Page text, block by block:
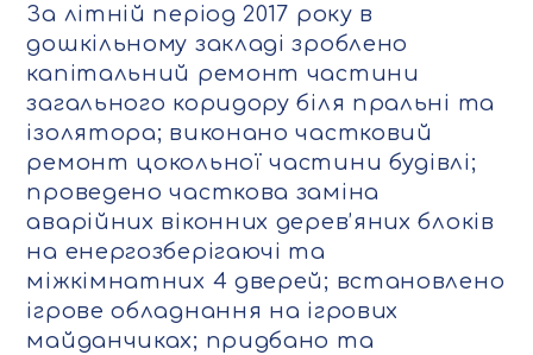
За літній період 2017 року в
дошкільному закладі зроблено
капітальний ремонт частини
загального коридору біля пральні та
ізолятора; виконано частковий
ремонт цокольної частини будівлі;
проведено часткова заміна
аварійних віконних дерев’яних блоків
на енергозберігаючі та
міжкімнатних 4 дверей; встановлено
ігрове обладнання на ігрових
майданчиках; придбано та